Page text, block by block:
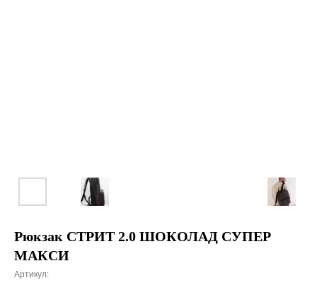
Рюкзак СТРИТ 2.0 ШОКОЛАД СУПЕР
МАКСИ
Артикул: